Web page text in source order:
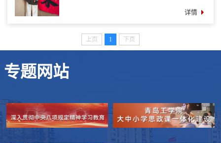
详情
上页 1 下页
专题网站